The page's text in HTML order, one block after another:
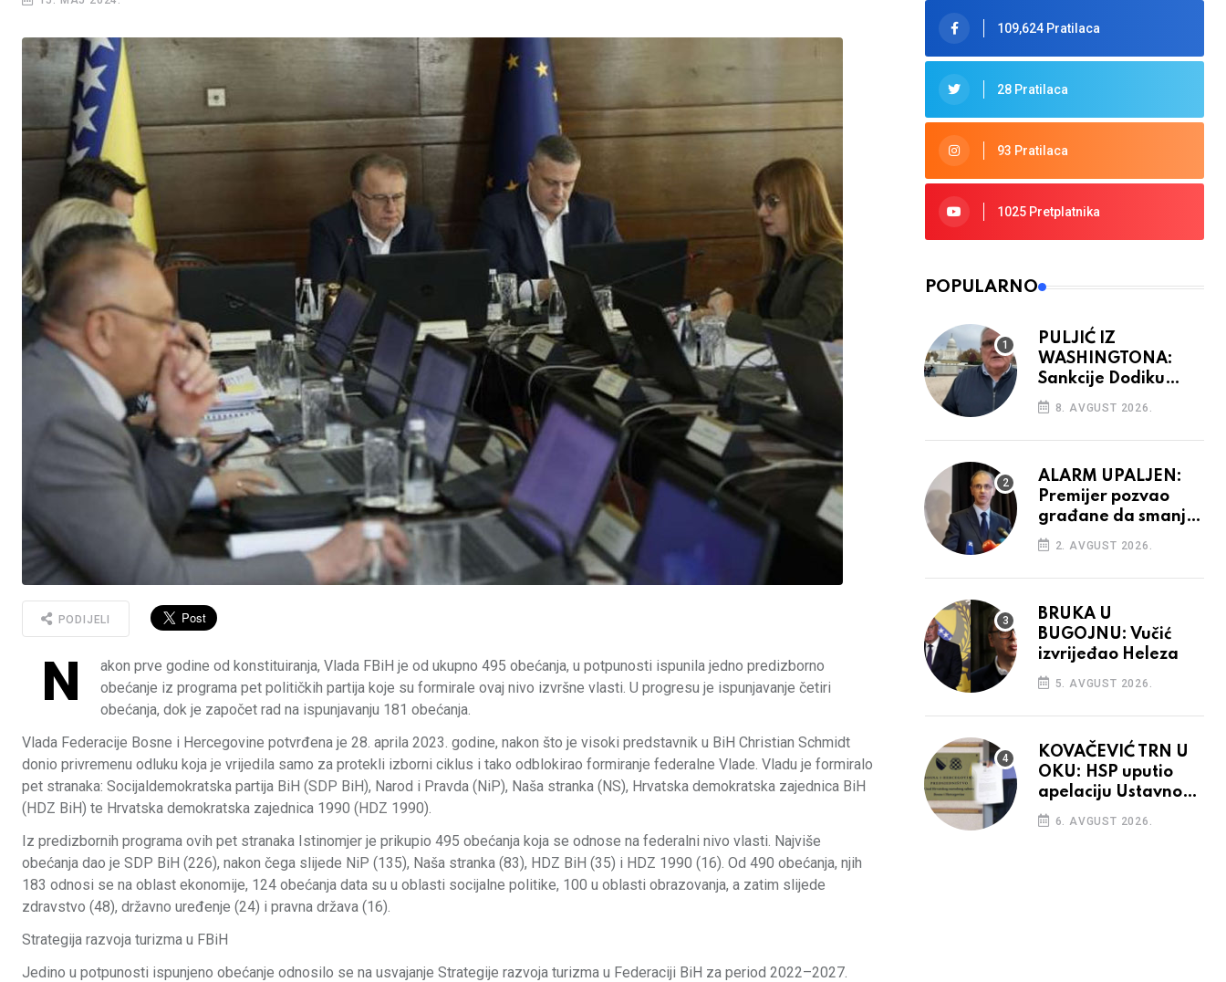
PODIJELI
N
akon prve godine od konstituiranja, Vlada FBiH je od ukupno 495 obećanja, u potpunosti ispunila jedno predizborno
obećanje iz programa pet političkih partija koje su formirale ovaj nivo izvršne vlasti. U progresu je ispunjavanje četiri
obećanja, dok je započet rad na ispunjavanju 181 obećanja.
Vlada Federacije Bosne i Hercegovine potvrđena je 28. aprila 2023. godine, nakon što je visoki predstavnik u BiH Christian Schmidt
donio privremenu odluku koja je vrijedila samo za protekli izborni ciklus i tako odblokirao formiranje federalne Vlade. Vladu je formiralo
pet stranaka: Socijaldemokratska partija BiH (SDP BiH), Narod i Pravda (NiP), Naša stranka (NS), Hrvatska demokratska zajednica BiH
(HDZ BiH) te Hrvatska demokratska zajednica 1990 (HDZ 1990).
Iz predizbornih programa ovih pet stranaka Istinomjer je prikupio 495 obećanja koja se odnose na federalni nivo vlasti. Najviše
obećanja dao je SDP BiH (226), nakon čega slijede NiP (135), Naša stranka (83), HDZ BiH (35) i HDZ 1990 (16). Od 490 obećanja, njih
183 odnosi se na oblast ekonomije, 124 obećanja data su u oblasti socijalne politike, 100 u oblasti obrazovanja, a zatim slijede
zdravstvo (48), državno uređenje (24) i pravna država (16).
Strategija razvoja turizma u FBiH
Jedino u potpunosti ispunjeno obećanje odnosilo se na usvajanje Strategije razvoja turizma u Federaciji BiH za period 2022–2027.
109,624 Pratilaca
28 Pratilaca
93 Pratilaca
1025 Pretplatnika
POPULARNO
PULJIĆ IZ
WASHINGTONA:
Sankcije Dodiku
mnogo će ovisiti od
aktivnosti bh.
diplomacije
8. AVGUST 2026.
ALARM UPALJEN:
Premijer pozvao
građane da smanje
potrošnju struje
2. AVGUST 2026.
BRUKA U
BUGOJNU: Vučić
izvrijeđao Heleza
5. AVGUST 2026.
KOVAČEVIĆ TRN U
OKU: HSP uputio
apelaciju Ustavnom
sudu BiH
6. AVGUST 2026.